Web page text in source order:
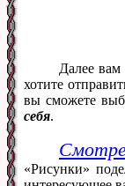
Далее
хотите
вы сможете
себя.
«Рисунки»